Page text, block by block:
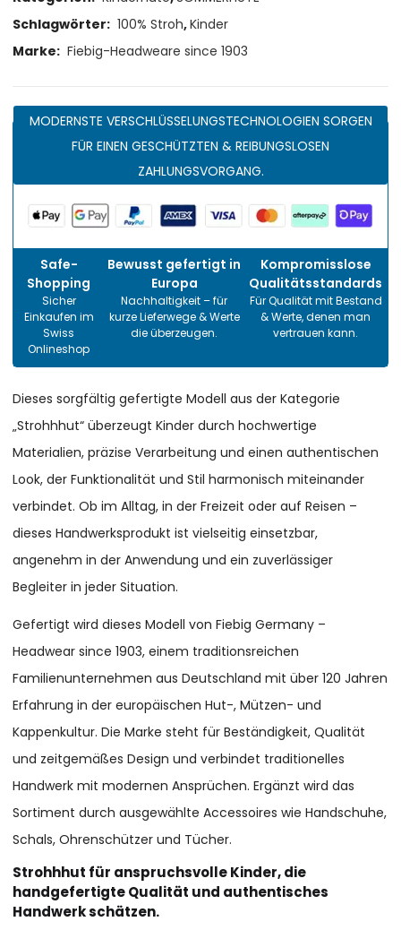
Schlagwörter: 100% Stroh,Kinder
Marke: Fiebig-Headweare since 1903
MODERNSTE VERSCHLÜSSELUNGSTECHNOLOGIEN SORGEN
FÜR EINEN GESCHÜTZTEN & REIBUNGSLOSEN
ZAHLUNGSVORGANG.
Safe-
Shopping
Sicher
Einkaufen im
Swiss
Onlineshop
Bewusst gefertigt in
Europa
Nachhaltigkeit – für
kurze Lieferwege & Werte
die überzeugen.
Kompromisslose
Qualitätsstandards
Für Qualität mit Bestand
& Werte, denen man
vertrauen kann.
Dieses sorgfältig gefertigte Modell aus der Kategorie
„Strohhhut“ überzeugt Kinder durch hochwertige
Materialien, präzise Verarbeitung und einen authentischen
Look, der Funktionalität und Stil harmonisch miteinander
verbindet. Ob im Alltag, in der Freizeit oder auf Reisen –
dieses Handwerksprodukt ist vielseitig einsetzbar,
angenehm in der Anwendung und ein zuverlässiger
Begleiter in jeder Situation.
Gefertigt wird dieses Modell von Fiebig Germany –
Headwear since 1903, einem traditionsreichen
Familienunternehmen aus Deutschland mit über 120 Jahren
Erfahrung in der europäischen Hut-, Mützen- und
Kappenkultur. Die Marke steht für Beständigkeit, Qualität
und zeitgemäßes Design und verbindet traditionelles
Handwerk mit modernen Ansprüchen. Ergänzt wird das
Sortiment durch ausgewählte Accessoires wie Handschuhe,
Schals, Ohrenschützer und Tücher.
Strohhhut für anspruchsvolle Kinder, die
handgefertigte Qualität und authentisches
Handwerk schätzen.